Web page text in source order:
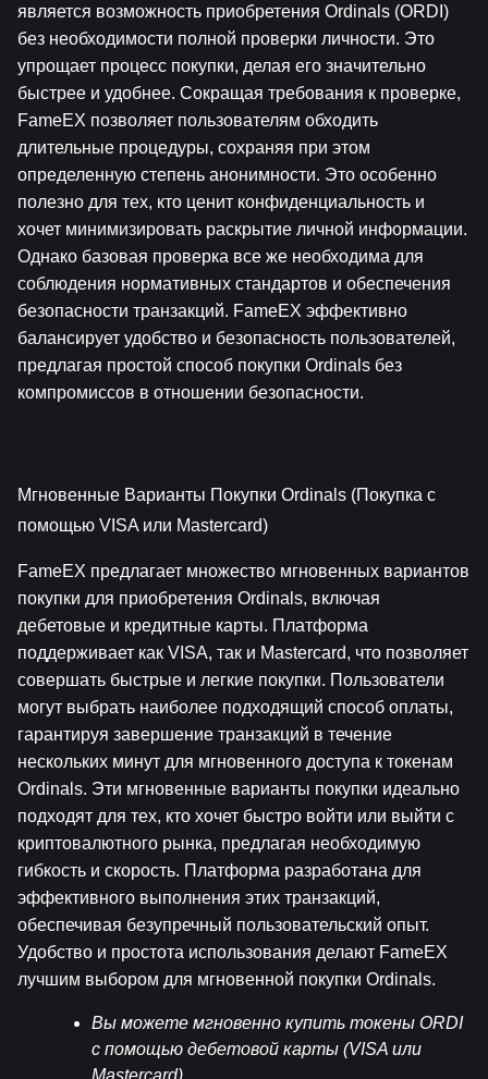
является возможность приобретения Ordinals (ORDI)
без необходимости полной проверки личности. Это
упрощает процесс покупки, делая его значительно
быстрее и удобнее. Сокращая требования к проверке,
FameEX позволяет пользователям обходить
длительные процедуры, сохраняя при этом
определенную степень анонимности. Это особенно
полезно для тех, кто ценит конфиденциальность и
хочет минимизировать раскрытие личной информации.
Однако базовая проверка все же необходима для
соблюдения нормативных стандартов и обеспечения
безопасности транзакций. FameEX эффективно
балансирует удобство и безопасность пользователей,
предлагая простой способ покупки Ordinals без
компромиссов в отношении безопасности.
Мгновенные Варианты Покупки Ordinals (Покупка с
помощью VISA или Mastercard)
FameEX предлагает множество мгновенных вариантов
покупки для приобретения Ordinals, включая
дебетовые и кредитные карты. Платформа
поддерживает как VISA, так и Mastercard, что позволяет
совершать быстрые и легкие покупки. Пользователи
могут выбрать наиболее подходящий способ оплаты,
гарантируя завершение транзакций в течение
нескольких минут для мгновенного доступа к токенам
Ordinals. Эти мгновенные варианты покупки идеально
подходят для тех, кто хочет быстро войти или выйти с
криптовалютного рынка, предлагая необходимую
гибкость и скорость. Платформа разработана для
эффективного выполнения этих транзакций,
обеспечивая безупречный пользовательский опыт.
Удобство и простота использования делают FameEX
лучшим выбором для мгновенной покупки Ordinals.
Вы можете мгновенно купить токены ORDI
с помощью дебетовой карты (VISA или
Mastercard)